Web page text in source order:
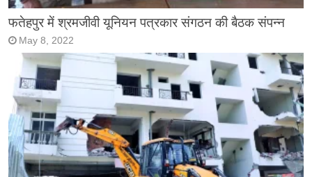
फतेहपुर में श्रमजीवी यूनियन पत्रकार संगठन की बैठक संपन्न
May 8, 2022